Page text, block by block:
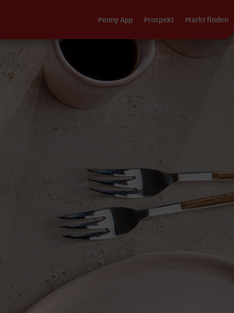
Penny App Prospekt Markt finden